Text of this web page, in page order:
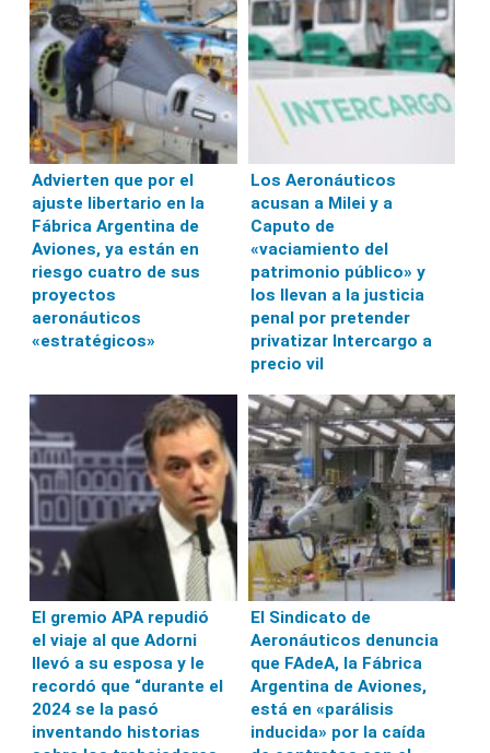
Advierten que por el
ajuste libertario en la
Fábrica Argentina de
Aviones, ya están en
riesgo cuatro de sus
proyectos
aeronáuticos
«estratégicos»
Los Aeronáuticos
acusan a Milei y a
Caputo de
«vaciamiento del
patrimonio público» y
los llevan a la justicia
penal por pretender
privatizar Intercargo a
precio vil
El gremio APA repudió
el viaje al que Adorni
llevó a su esposa y le
recordó que “durante el
2024 se la pasó
inventando historias
El Sindicato de
Aeronáuticos denuncia
que FAdeA, la Fábrica
Argentina de Aviones,
está en «parálisis
inducida» por la caída